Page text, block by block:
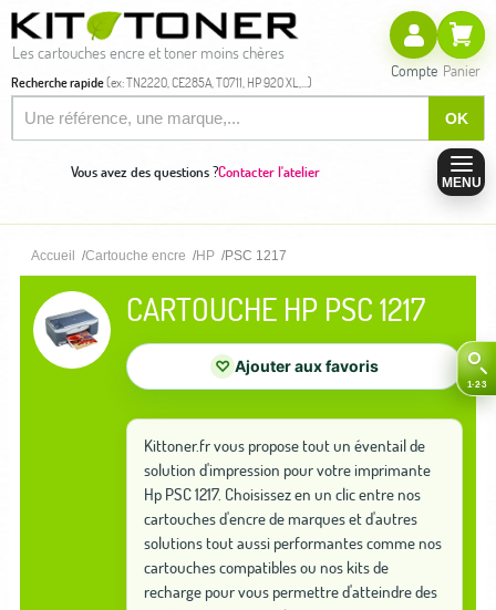
Les cartouches encre et toner moins chères
Recherche rapide(ex: TN2220, CE285A, T0711, HP 920 XL,...)
OK
Compte Panier
Vous avez des questions ?Contacter l'atelier
MENU
Accueil Cartouche encre HP PSC 1217
CARTOUCHE HP PSC 1217
♡ Ajouter aux favoris
Kittoner.fr vous propose tout un éventail de
solution d'impression pour votre imprimante
Hp PSC 1217. Choisissez en un clic entre nos
cartouches d'encre de marques et d'autres
solutions tout aussi performantes comme nos
cartouches compatibles ou nos kits de
recharge pour vous permettre d'atteindre des